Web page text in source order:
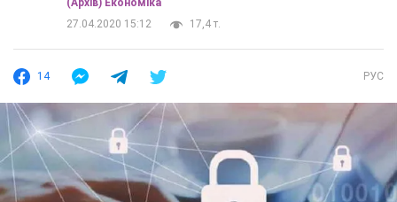
(Архів) Економіка
27.04.2020 15:12
17,4 т.
14 РУС